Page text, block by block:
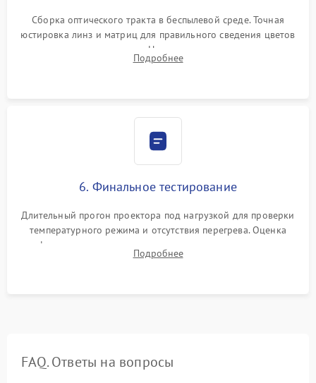
Сборка оптического тракта в беспылевой среде. Точная
юстировка линз и матриц для правильного сведения цветов
и устранения размытия. Надежное подключение всех
шлейфов, установка датчиков и закрытие корпуса
Подробнее
6. Финальное тестирование
Длительный прогон проектора под нагрузкой для проверки
температурного режима и отсутствия перегрева. Оценка
фокуса, контрастности и цветопередачи на тестовых
таблицах. Проверка работы всех видеовходов и кнопок
Подробнее
FAQ. Ответы на вопросы